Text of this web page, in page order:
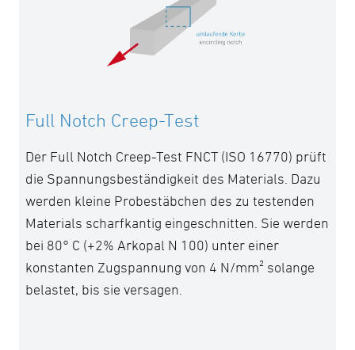
Full Notch Creep-Test
Der Full Notch Creep-Test FNCT (ISO 16770) prüft
die Spannungsbeständigkeit des Materials. Dazu
werden kleine Probestäbchen des zu testenden
Materials scharfkantig eingeschnitten. Sie werden
bei 80° C (+2% Arkopal N 100) unter einer
konstanten Zugspannung von 4 N/mm² solange
belastet, bis sie versagen.